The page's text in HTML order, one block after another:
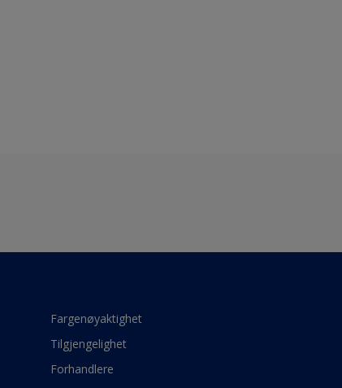
Fargenøyaktighet
Tilgjengelighet
Forhandlere